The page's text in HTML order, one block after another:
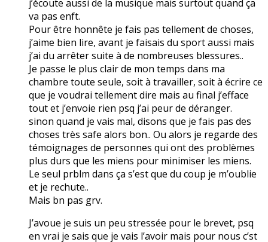
j’écoute aussi de la musique mais surtout quand ça
va pas enft.
Pour être honnête je fais pas tellement de choses,
j’aime bien lire, avant je faisais du sport aussi mais
j’ai du arrêter suite à de nombreuses blessures..
Je passe le plus clair de mon temps dans ma
chambre toute seule, soit à travailler, soit à écrire ce
que je voudrai tellement dire mais au final j’efface
tout et j’envoie rien psq j’ai peur de déranger.
sinon quand je vais mal, disons que je fais pas des
choses très safe alors bon.. Ou alors je regarde des
témoignages de personnes qui ont des problèmes
plus durs que les miens pour minimiser les miens.
Le seul prblm dans ça s’est que du coup je m’oublie
et je rechute..
Mais bn pas grv.
J’avoue je suis un peu stressée pour le brevet, psq
en vrai je sais que je vais l’avoir mais pour nous c’st